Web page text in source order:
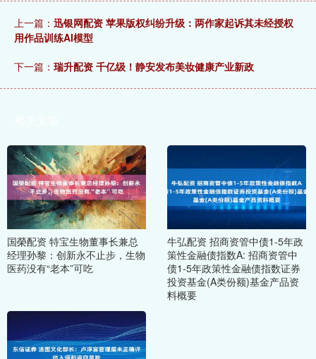
上一篇： 迅银网配资 苹果版权纠纷升级：两作家起诉其未经授权
用作品训练AI模型
下一篇： 瑞升配资 千亿级！静安发布美妆健康产业新政
国榮配资 特宝生物董事长兼总
经理孙黎：创新永不止步，生物
医药没有“老本”可吃
牛弘配资 招商资管中债1-5年政
策性金融债指数A: 招商资管中
债1-5年政策性金融债指数证券
投资基金(A类份额)基金产品资
料概要